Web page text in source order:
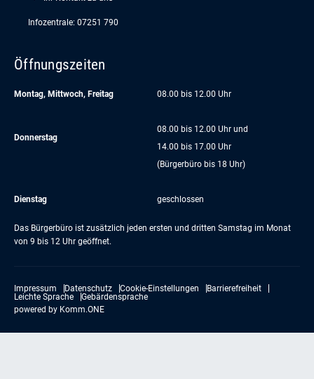
Infozentrale: 07251 790
Öffnungszeiten
Montag, Mittwoch, Freitag 08.00 bis 12.00 Uhr
Donnerstag
08.00 bis 12.00 Uhr und
14.00 bis 17.00 Uhr
(Bürgerbüro bis 18 Uhr)
Dienstag geschlossen
Das Bürgerbüro ist zusätzlich jeden ersten und dritten Samstag im Monat
von 9 bis 12 Uhr geöffnet.
Impressum Datenschutz Cookie-Einstellungen
Barrierefreiheit
Leichte Sprache
Gebärdensprache
powered by Komm.ONE